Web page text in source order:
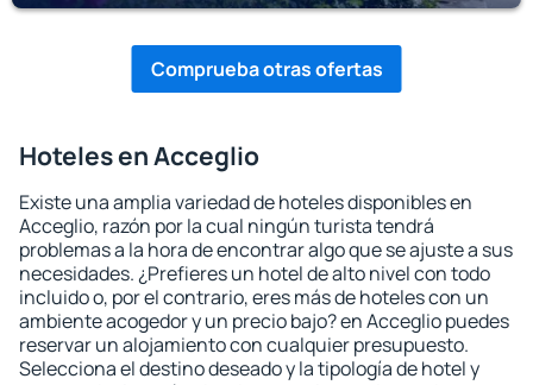
Comprueba otras ofertas
Hoteles en Acceglio
Existe una amplia variedad de hoteles disponibles en
Acceglio, razón por la cual ningún turista tendrá
problemas a la hora de encontrar algo que se ajuste a sus
necesidades. ¿Prefieres un hotel de alto nivel con todo
incluido o, por el contrario, eres más de hoteles con un
ambiente acogedor y un precio bajo? en Acceglio puedes
reservar un alojamiento con cualquier presupuesto.
Selecciona el destino deseado y la tipología de hotel y